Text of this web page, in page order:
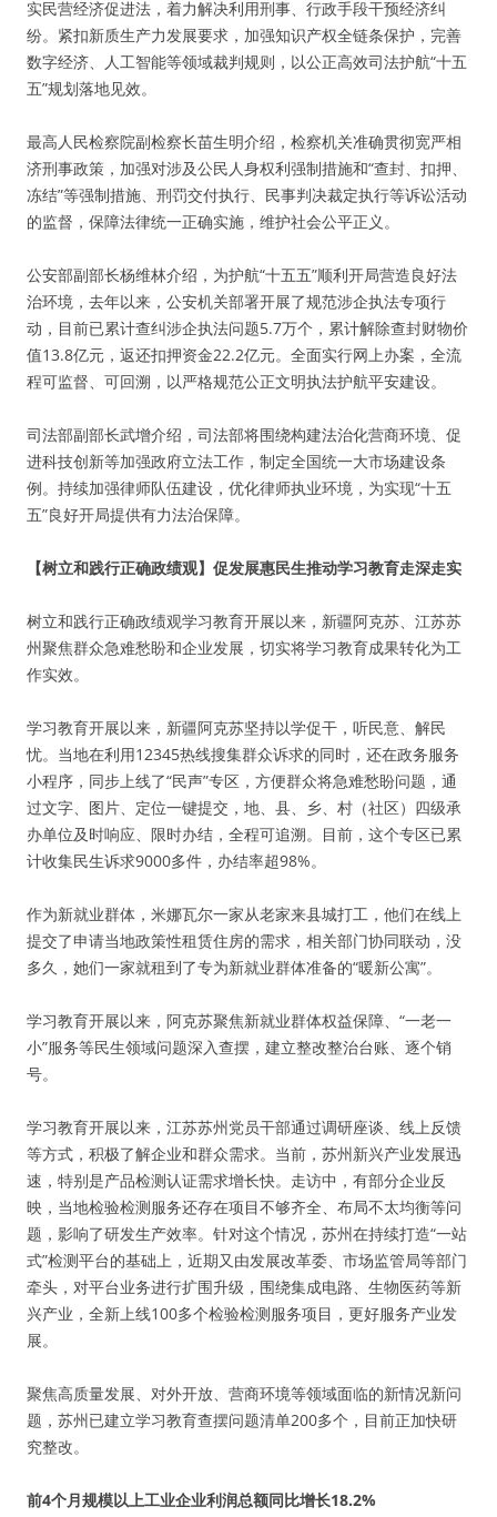
实民营经济促进法，着力解决利用刑事、行政手段干预经济纠
纷。紧扣新质生产力发展要求，加强知识产权全链条保护，完善
数字经济、人工智能等领域裁判规则，以公正高效司法护航“十五
五”规划落地见效。
最高人民检察院副检察长苗生明介绍，检察机关准确贯彻宽严相
济刑事政策，加强对涉及公民人身权利强制措施和“查封、扣押、
冻结”等强制措施、刑罚交付执行、民事判决裁定执行等诉讼活动
的监督，保障法律统一正确实施，维护社会公平正义。
公安部副部长杨维林介绍，为护航“十五五”顺利开局营造良好法
治环境，去年以来，公安机关部署开展了规范涉企执法专项行
动，目前已累计查纠涉企执法问题5.7万个，累计解除查封财物价
值13.8亿元，返还扣押资金22.2亿元。全面实行网上办案，全流
程可监督、可回溯，以严格规范公正文明执法护航平安建设。
司法部副部长武增介绍，司法部将围绕构建法治化营商环境、促
进科技创新等加强政府立法工作，制定全国统一大市场建设条
例。持续加强律师队伍建设，优化律师执业环境，为实现“十五
五”良好开局提供有力法治保障。
【树立和践行正确政绩观】促发展惠民生推动学习教育走深走实
树立和践行正确政绩观学习教育开展以来，新疆阿克苏、江苏苏
州聚焦群众急难愁盼和企业发展，切实将学习教育成果转化为工
作实效。
学习教育开展以来，新疆阿克苏坚持以学促干，听民意、解民
忧。当地在利用12345热线搜集群众诉求的同时，还在政务服务
小程序，同步上线了“民声”专区，方便群众将急难愁盼问题，通
过文字、图片、定位一键提交，地、县、乡、村（社区）四级承
办单位及时响应、限时办结，全程可追溯。目前，这个专区已累
计收集民生诉求9000多件，办结率超98%。
作为新就业群体，米娜瓦尔一家从老家来县城打工，他们在线上
提交了申请当地政策性租赁住房的需求，相关部门协同联动，没
多久，她们一家就租到了专为新就业群体准备的“暖新公寓”。
学习教育开展以来，阿克苏聚焦新就业群体权益保障、“一老一
小”服务等民生领域问题深入查摆，建立整改整治台账、逐个销
号。
学习教育开展以来，江苏苏州党员干部通过调研座谈、线上反馈
等方式，积极了解企业和群众需求。当前，苏州新兴产业发展迅
速，特别是产品检测认证需求增长快。走访中，有部分企业反
映，当地检验检测服务还存在项目不够齐全、布局不太均衡等问
题，影响了研发生产效率。针对这个情况，苏州在持续打造“一站
式”检测平台的基础上，近期又由发展改革委、市场监管局等部门
牵头，对平台业务进行扩围升级，围绕集成电路、生物医药等新
兴产业，全新上线100多个检验检测服务项目，更好服务产业发
展。
聚焦高质量发展、对外开放、营商环境等领域面临的新情况新问
题，苏州已建立学习教育查摆问题清单200多个，目前正加快研
究整改。
前4个月规模以上工业企业利润总额同比增长18.2%